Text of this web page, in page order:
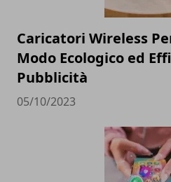
Caricatori Wireless
Modo Ecologico ed
Pubblicità
05/10/2023